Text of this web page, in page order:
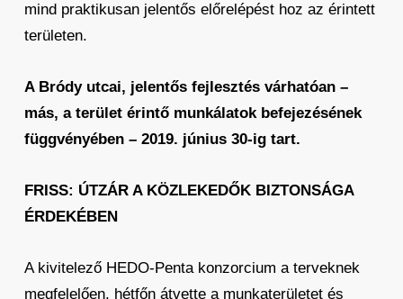
mind praktikusan jelentős előrelépést hoz az érintett
területen.
A Bródy utcai, jelentős fejlesztés várhatóan –
más, a terület érintő munkálatok befejezésének
függvényében – 2019. június 30-ig tart.
FRISS: ÚTZÁR A KÖZLEKEDŐK BIZTONSÁGA
ÉRDEKÉBEN
A kivitelező HEDO-Penta konzorcium a terveknek
megfelelően, hétfőn átvette a munkaterületet és